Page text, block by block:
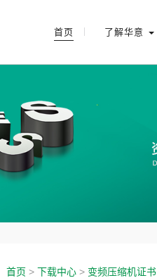
首页 了解华意
首页 > 下载中心> 变频压缩机证书